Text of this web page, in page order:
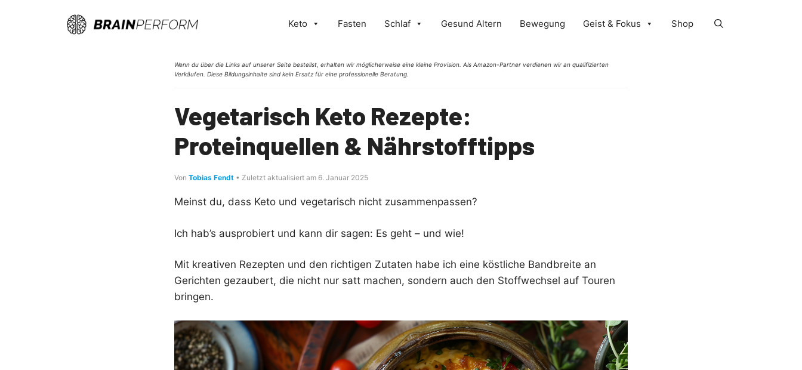
Keto Fasten Schlaf Gesund Altern Bewegung Geist & Fokus Shop
Wenn du über die Links auf unserer Seite bestellst, erhalten wir möglicherweise eine kleine Provision. Als Amazon-Partner verdienen wir an qualifizierten
Verkäufen. Diese Bildungsinhalte sind kein Ersatz für eine professionelle Beratung.
Vegetarisch Keto Rezepte:
Proteinquellen & Nährstofftipps
Von Tobias Fendt • Zuletzt aktualisiert am 6. Januar 2025
Meinst du, dass Keto und vegetarisch nicht zusammenpassen?
Ich hab’s ausprobiert und kann dir sagen: Es geht – und wie!
Mit kreativen Rezepten und den richtigen Zutaten habe ich eine köstliche Bandbreite an
Gerichten gezaubert, die nicht nur satt machen, sondern auch den Stoffwechsel auf Touren
bringen.